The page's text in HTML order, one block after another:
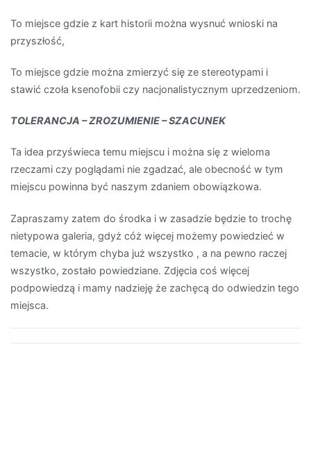
To miejsce gdzie z kart historii można wysnuć wnioski na
przyszłość,
To miejsce gdzie można zmierzyć się ze stereotypami i
stawić czoła ksenofobii czy nacjonalistycznym uprzedzeniom.
TOLERANCJA – ZROZUMIENIE – SZACUNEK
Ta idea przyświeca temu miejscu i można się z wieloma
rzeczami czy poglądami nie zgadzać, ale obecność w tym
miejscu powinna być naszym zdaniem obowiązkowa.
Zapraszamy zatem do środka i w zasadzie będzie to trochę
nietypowa galeria, gdyż cóż więcej możemy powiedzieć w
temacie, w którym chyba już wszystko , a na pewno raczej
wszystko, zostało powiedziane. Zdjęcia coś więcej
podpowiedzą i mamy nadzieję że zachęcą do odwiedzin tego
miejsca.